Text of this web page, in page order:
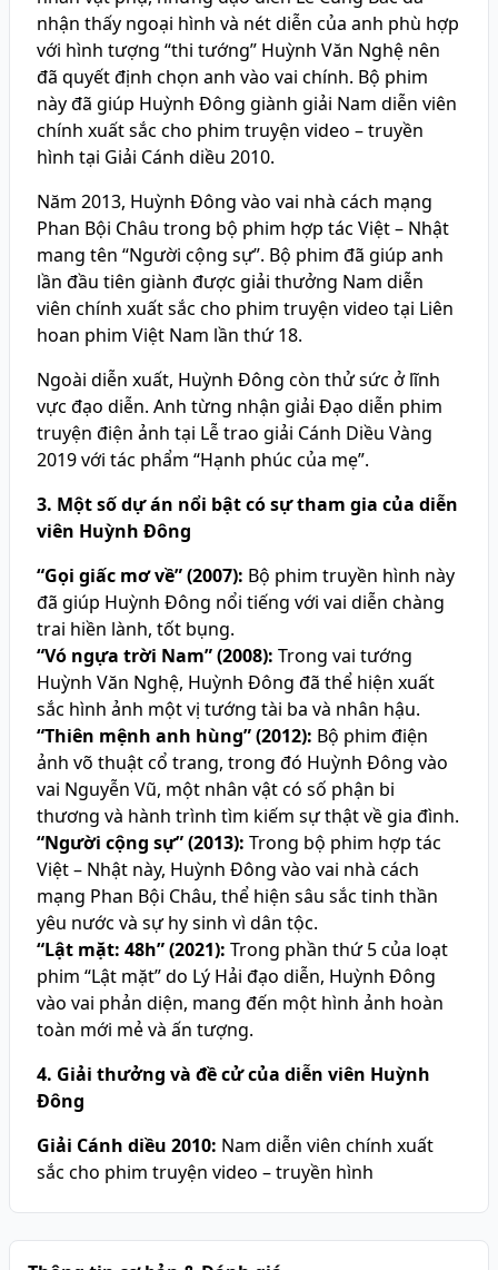
nhận thấy ngoại hình và nét diễn của anh phù hợp
với hình tượng “thi tướng” Huỳnh Văn Nghệ nên
đã quyết định chọn anh vào vai chính. Bộ phim
này đã giúp Huỳnh Đông giành giải Nam diễn viên
chính xuất sắc cho phim truyện video – truyền
hình tại Giải Cánh diều 2010.
Năm 2013, Huỳnh Đông vào vai nhà cách mạng
Phan Bội Châu trong bộ phim hợp tác Việt – Nhật
mang tên “Người cộng sự”. Bộ phim đã giúp anh
lần đầu tiên giành được giải thưởng Nam diễn
viên chính xuất sắc cho phim truyện video tại Liên
hoan phim Việt Nam lần thứ 18.
Ngoài diễn xuất, Huỳnh Đông còn thử sức ở lĩnh
vực đạo diễn. Anh từng nhận giải Đạo diễn phim
truyện điện ảnh tại Lễ trao giải Cánh Diều Vàng
2019 với tác phẩm “Hạnh phúc của mẹ”.
3. Một số dự án nổi bật có sự tham gia của diễn
viên Huỳnh Đông
“Gọi giấc mơ về” (2007): Bộ phim truyền hình này
đã giúp Huỳnh Đông nổi tiếng với vai diễn chàng
trai hiền lành, tốt bụng.
“Vó ngựa trời Nam” (2008): Trong vai tướng
Huỳnh Văn Nghệ, Huỳnh Đông đã thể hiện xuất
sắc hình ảnh một vị tướng tài ba và nhân hậu.
“Thiên mệnh anh hùng” (2012): Bộ phim điện
ảnh võ thuật cổ trang, trong đó Huỳnh Đông vào
vai Nguyễn Vũ, một nhân vật có số phận bi
thương và hành trình tìm kiếm sự thật về gia đình.
“Người cộng sự” (2013): Trong bộ phim hợp tác
Việt – Nhật này, Huỳnh Đông vào vai nhà cách
mạng Phan Bội Châu, thể hiện sâu sắc tinh thần
yêu nước và sự hy sinh vì dân tộc.
“Lật mặt: 48h” (2021): Trong phần thứ 5 của loạt
phim “Lật mặt” do Lý Hải đạo diễn, Huỳnh Đông
vào vai phản diện, mang đến một hình ảnh hoàn
toàn mới mẻ và ấn tượng.
4. Giải thưởng và đề cử của diễn viên Huỳnh
Đông
Giải Cánh diều 2010: Nam diễn viên chính xuất
sắc cho phim truyện video – truyền hình